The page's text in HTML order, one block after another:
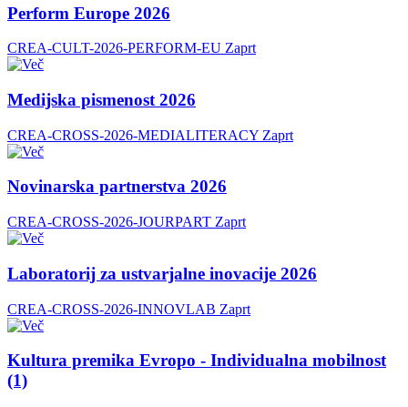
Perform Europe 2026
CREA-CULT-2026-PERFORM-EU Zaprt
Medijska pismenost 2026
CREA-CROSS-2026-MEDIALITERACY Zaprt
Novinarska partnerstva 2026
CREA-CROSS-2026-JOURPART Zaprt
Laboratorij za ustvarjalne inovacije 2026
CREA-CROSS-2026-INNOVLAB Zaprt
Kultura premika Evropo - Individualna mobilnost
(1)